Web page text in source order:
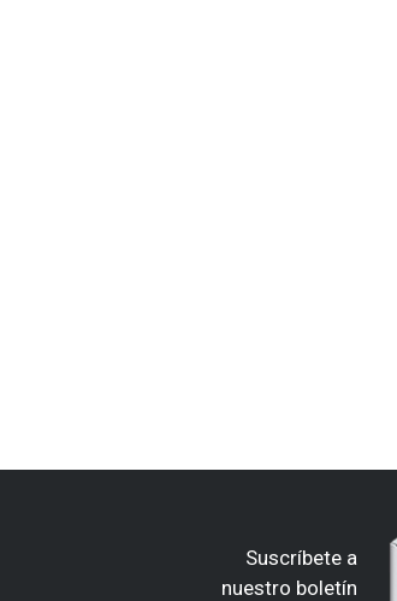
Suscríbete a
nuestro boletín